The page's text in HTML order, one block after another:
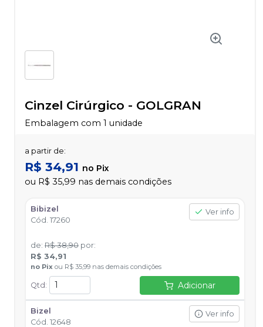
Cinzel Cirúrgico - GOLGRAN
Embalagem com 1 unidade
a partir de:
R$ 34,91 no Pix
ou R$ 35,99 nas demais condições
Bibizel
Cód. 17260
Ver info
de: R$ 38,90 por:
R$ 34,91
no Pix ou R$ 35,99 nas demais condições
Qtd : Adicionar
Bizel
Cód. 12648
Ver info